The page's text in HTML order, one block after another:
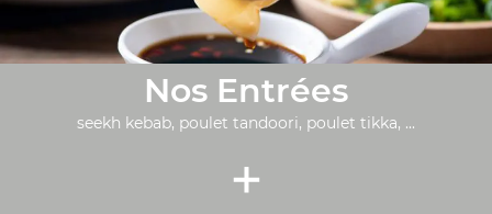
Nos Entrées
seekh kebab, poulet tandoori, poulet tikka, ...
+